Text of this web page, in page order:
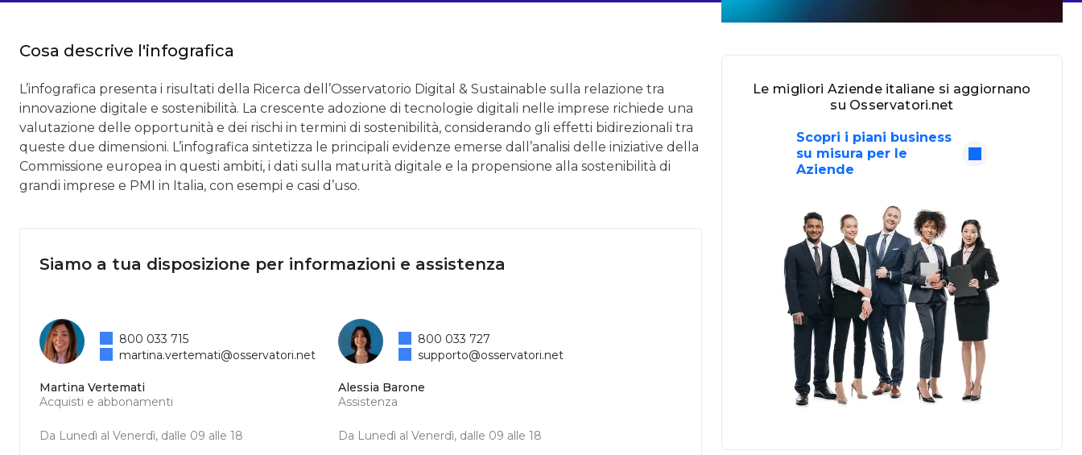
Cosa descrive l'infografica
L’infografica presenta i risultati della Ricerca dell’Osservatorio Digital & Sustainable sulla relazione tra
innovazione digitale e sostenibilità. La crescente adozione di tecnologie digitali nelle imprese richiede una
valutazione delle opportunità e dei rischi in termini di sostenibilità, considerando gli effetti bidirezionali tra
queste due dimensioni. L’infografica sintetizza le principali evidenze emerse dall’analisi delle iniziative della
Commissione europea in questi ambiti, i dati sulla maturità digitale e la propensione alla sostenibilità di
grandi imprese e PMI in Italia, con esempi e casi d’uso.
Siamo a tua disposizione per informazioni e assistenza
Martina Vertemati
Acquisti e abbonamenti
Da Lunedì al Venerdì, dalle 09 alle 18
800 033 715
martina.vertemati@osservatori.net
Alessia Barone
Assistenza
Da Lunedì al Venerdì, dalle 09 alle 18
800 033 727
supporto@osservatori.net
Le migliori Aziende italiane si aggiornano
su Osservatori.net
Scopri i piani business
su misura per le
Aziende